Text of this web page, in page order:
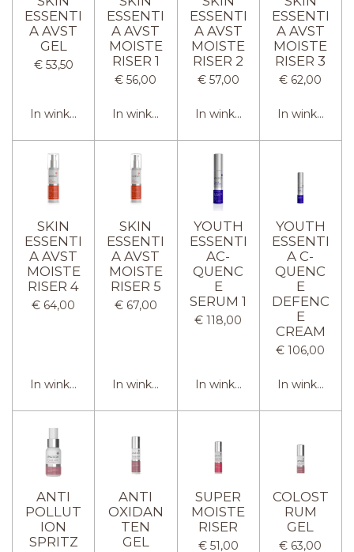
ESSENTI
A AVST
GEL
€ 53,50
In winkelwagen
ESSENTI
A AVST
MOISTE
RISER 1
€ 56,00
In winkelwagen
ESSENTI
A AVST
MOISTE
RISER 2
€ 57,00
In winkelwagen
ESSENTI
A AVST
MOISTE
RISER 3
€ 62,00
In
SKIN
ESSENTI
A AVST
MOISTE
RISER 4
€ 64,00
In winkelwagen
SKIN
ESSENTI
A AVST
MOISTE
RISER 5
€ 67,00
In winkelwagen
YOUTH
ESSENTI
AC-
QUENC
E
SERUM 1
€ 118,00
In winkelwagen
YOUTH
ESSENTI
A C-
QUENC
E
DEFENC
E
CREAM
€ 106,00
In
ANTI
POLLUT
ION
SPRITZ
ANTI
OXIDAN
TEN
GEL
SUPER
MOISTE
RISER
€ 51,00
COLOST
RUM
GEL
€ 63,00